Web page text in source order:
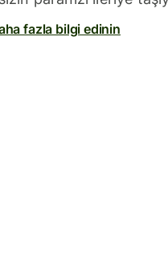
fazla bilgi edinin